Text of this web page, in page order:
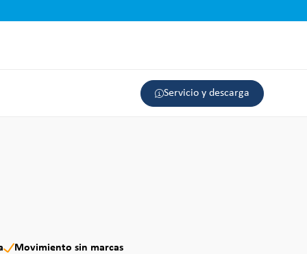
Servicio y descarga
Movimiento sin marcas